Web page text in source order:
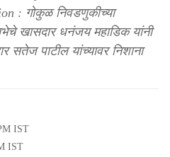
: गोकुळ निवडणुकीच्या
सभेचे खासदार धनंजय महाडिक यांनी
सतेज पाटील यांच्यावर निशाना
IST
IST